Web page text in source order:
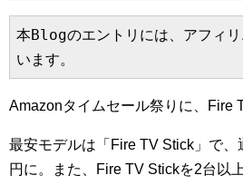
本Blogのエントリには、アフィ
います。
Amazonタイムセール祭りに、Fire
最安モデルは「Fire TV Stick」で
円に。また、Fire TV Stickを2台以